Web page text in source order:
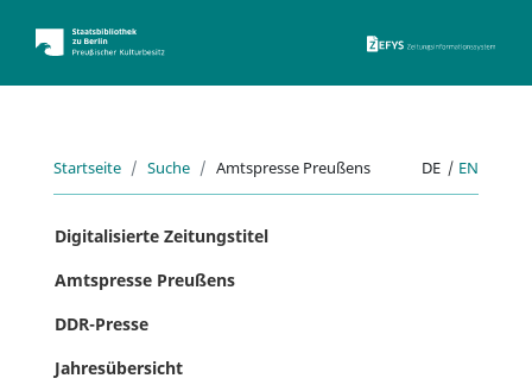
Startseite Suche Amtspresse Preußens DE | EN
Digitalisierte Zeitungstitel
Amtspresse Preußens
DDR-Presse
Jahresübersicht